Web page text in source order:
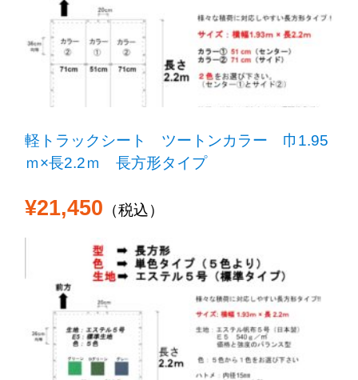
軽トラックシート ツートンカラー 巾1.95
ｍ×長2.2ｍ 長方形タイプ
¥21,450 （税込）